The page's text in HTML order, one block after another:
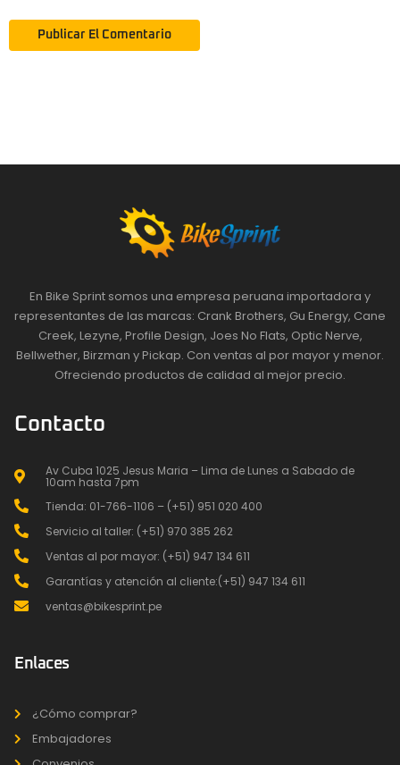
En Bike Sprint somos una empresa peruana importadora y
representantes de las marcas: Crank Brothers, Gu Energy, Cane
Creek, Lezyne, Profile Design, Joes No Flats, Optic Nerve,
Bellwether, Birzman y Pickap. Con ventas al por mayor y menor.
Ofreciendo productos de calidad al mejor precio.
Contacto
Av Cuba 1025 Jesus Maria – Lima de Lunes a Sabado de
10am hasta 7pm
Tienda: 01-766-1106 – (+51) 951 020 400
Servicio al taller: (+51) 970 385 262
Ventas al por mayor: (+51) 947 134 611
Garantías y atención al cliente:(+51) 947 134 611
ventas@bikesprint.pe
Enlaces
¿Cómo comprar?
Embajadores